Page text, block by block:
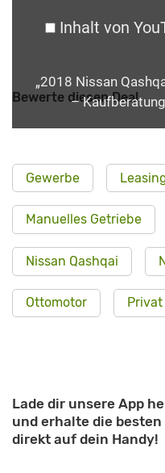
Inhalt von
„2018 Nissan
–
Bewerte diesen Deal
Gewerbe
Manuelles Getriebe
Nissan Qashqai
Ottomotor Privat
Lade dir unsere App
und erhalte die besten
direkt auf dein Handy!